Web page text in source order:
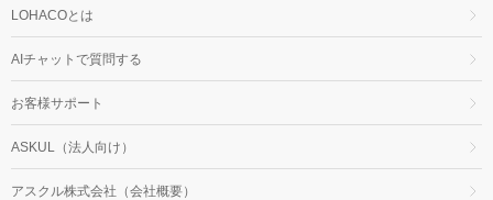
LOHACOとは
AIチャットで質問する
お客様サポート
ASKUL（法人向け）
アスクル株式会社（会社概要）